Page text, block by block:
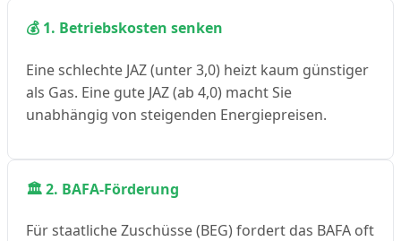
💰 1. Betriebskosten senken
Eine schlechte JAZ (unter 3,0) heizt kaum günstiger
als Gas. Eine gute JAZ (ab 4,0) macht Sie
unabhängig von steigenden Energiepreisen.
🏛️ 2. BAFA-Förderung
Für staatliche Zuschüsse (BEG) fordert das BAFA oft